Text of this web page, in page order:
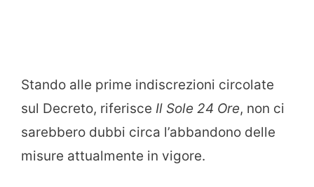
Stando alle prime indiscrezioni circolate
sul Decreto, riferisce Il Sole 24 Ore, non ci
sarebbero dubbi circa l’abbandono delle
misure attualmente in vigore.